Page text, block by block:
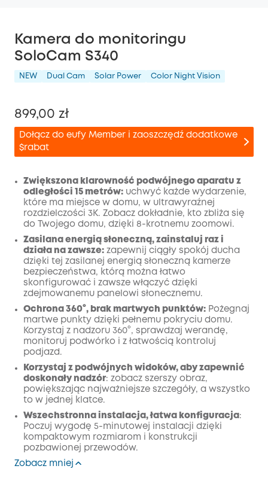
Kamera do monitoringu
SoloCam S340
NEW Dual Cam Solar Power Color Night Vision
899,00 zł
Dołącz do eufy Member i zaoszczędź dodatkowe
$rabat
Wyłączony
Kod:
KOPIA
Zwiększona klarowność podwójnego aparatu z
odległości 15 metrów: uchwyć każde wydarzenie,
które ma miejsce w domu, w ultrawyraźnej
rozdzielczości 3K. Zobacz dokładnie, kto zbliża się
do Twojego domu, dzięki 8-krotnemu zoomowi.
Zasilana energią słoneczną, zainstaluj raz i
działa na zawsze: zapewnij ciągły spokój ducha
dzięki tej zasilanej energią słoneczną kamerze
bezpieczeństwa, którą można łatwo
skonfigurować i zawsze włączyć dzięki
zdejmowanemu panelowi słonecznemu.
Ochrona 360°, brak martwych punktów: Pożegnaj
martwe punkty dzięki pełnemu pokryciu domu.
Korzystaj z nadzoru 360°, sprawdzaj werandę,
monitoruj podwórko i z łatwością kontroluj
podjazd.
Korzystaj z podwójnych widoków, aby zapewnić
doskonały nadzór: zobacz szerszy obraz,
powiększając najważniejsze szczegóły, a wszystko
to w jednej klatce.
Wszechstronna instalacja, łatwa konfiguracja :
Poczuj wygodę 5-minutowej instalacji dzięki
kompaktowym rozmiarom i konstrukcji
pozbawionej przewodów.
Zobacz mniej